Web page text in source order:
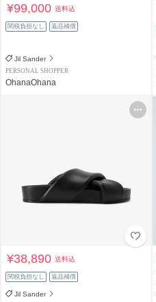
¥99,000送料込
関税負担なし 返品補償
Jil Sander
PERSONAL SHOPPER
OhanaOhana
¥38,890送料込
関税負担なし 返品補償
Jil Sander